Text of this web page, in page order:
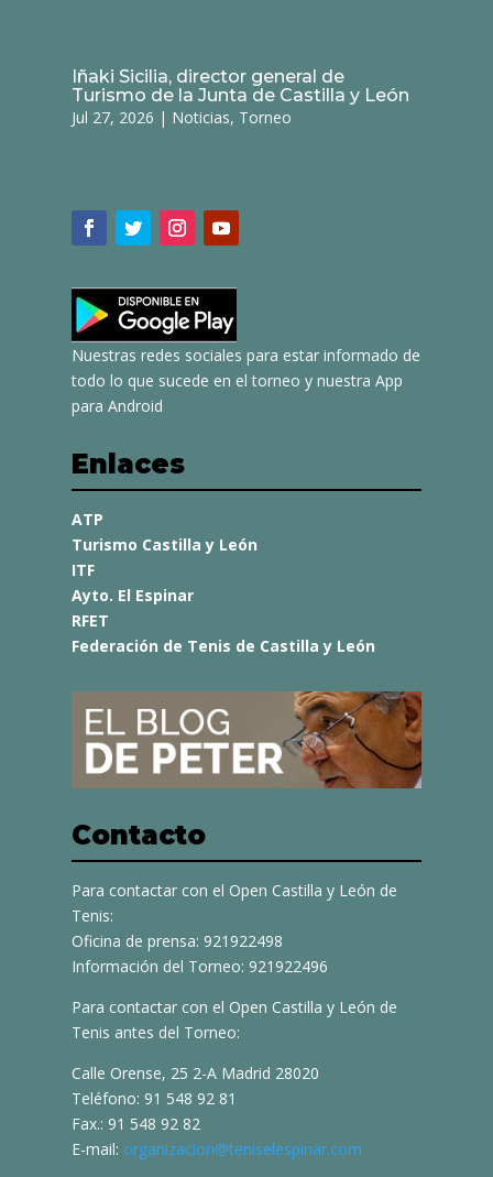
Iñaki Sicilia, director general de
Turismo de la Junta de Castilla y León
Jul 27, 2026 | Noticias, Torneo
Nuestras redes sociales para estar informado de
todo lo que sucede en el torneo y nuestra App
para Android
Enlaces
ATP
Turismo Castilla y León
ITF
Ayto. El Espinar
RFET
Federación de Tenis de Castilla y León
Contacto
Para contactar con el Open Castilla y León de
Tenis:
Oficina de prensa: 921922498
Información del Torneo: 921922496
Para contactar con el Open Castilla y León de
Tenis antes del Torneo:
Calle Orense, 25 2-A Madrid 28020
Teléfono: 91 548 92 81
Fax.: 91 548 92 82
E-mail: organizacion@teniselespinar.com